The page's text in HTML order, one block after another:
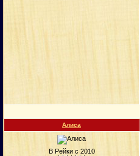
Алиса
В Рейки с 2010